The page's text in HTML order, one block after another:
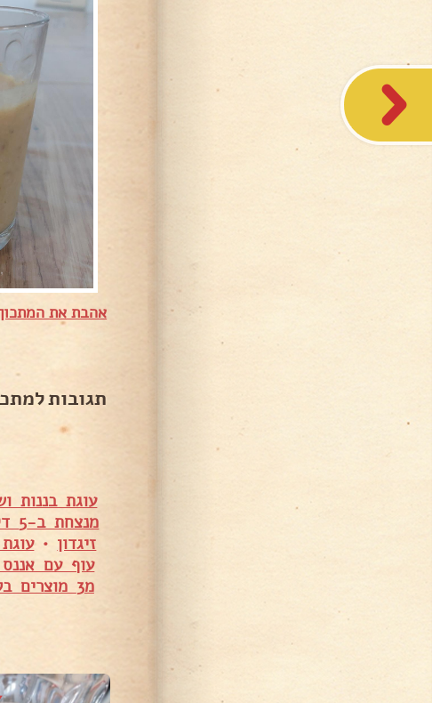
אהבת את
תגובות
עוגת בננות
מנצחת ב-5 דקות של סבתא לאה – לאה מאיר
זיגדון •
עוף עם
מ3 מוצרים בלבד – אורטל עמרם